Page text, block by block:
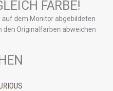
FARBE!
auf dem Monitor abgebildeten
den Originalfarben abweichen